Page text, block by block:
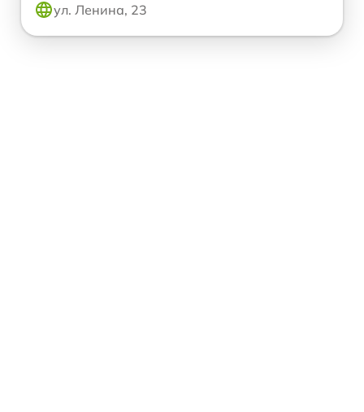
ул. Ленина, 23